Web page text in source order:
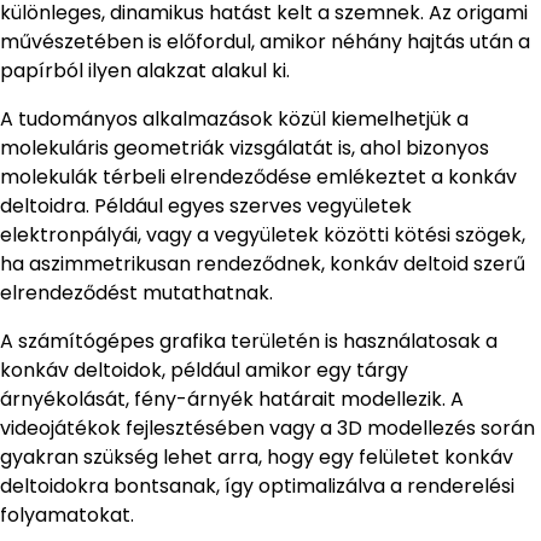
különleges, dinamikus hatást kelt a szemnek. Az origami
művészetében is előfordul, amikor néhány hajtás után a
papírból ilyen alakzat alakul ki.
A tudományos alkalmazások közül kiemelhetjük a
molekuláris geometriák vizsgálatát is, ahol bizonyos
molekulák térbeli elrendeződése emlékeztet a konkáv
deltoidra. Például egyes szerves vegyületek
elektronpályái, vagy a vegyületek közötti kötési szögek,
ha aszimmetrikusan rendeződnek, konkáv deltoid szerű
elrendeződést mutathatnak.
A számítógépes grafika területén is használatosak a
konkáv deltoidok, például amikor egy tárgy
árnyékolását, fény-árnyék határait modellezik. A
videojátékok fejlesztésében vagy a 3D modellezés során
gyakran szükség lehet arra, hogy egy felületet konkáv
deltoidokra bontsanak, így optimalizálva a renderelési
folyamatokat.